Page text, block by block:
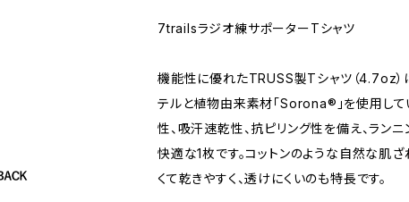
7trailsラジオ練サポーターTシャツ
機能性に優れたTRUSS製Tシャツ（4.7oz）
テルと植物由来素材「Sorona®」を使用して
性、吸汗速乾性、抗ピリング性を備え、ラン
快適な1枚です。コットンのような自然な肌ざ
くて乾きやすく、透けにくいのも特長です。